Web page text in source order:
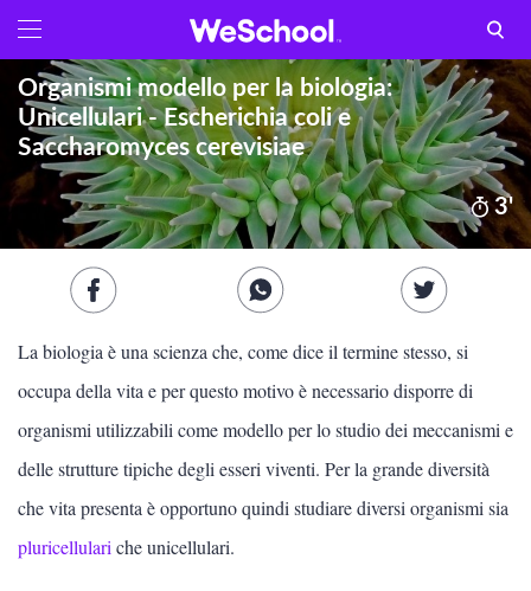
Vedi tutti
Internet e informatica
Attualità
Economia e business
Filosofia
Storia
Letteratura
Aa GLOSSARIO
3'
Organismi modello per la biologia:
Unicellulari - Escherichia coli e
Saccharomyces cerevisiae
La biologia è una scienza che, come dice il termine stesso, si
occupa della vita e per questo motivo è necessario disporre di
organismi utilizzabili come modello per lo studio dei meccanismi e
delle strutture tipiche degli esseri viventi. Per la grande diversità
che vita presenta è opportuno quindi studiare diversi organismi sia
pluricellulari che unicellulari.